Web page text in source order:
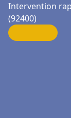
Intervention
(92400)